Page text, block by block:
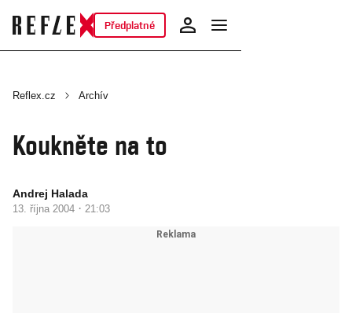
Předplatné
Reflex.cz Archív
Koukněte na to
Andrej Halada
13. října 2004 · 21:03